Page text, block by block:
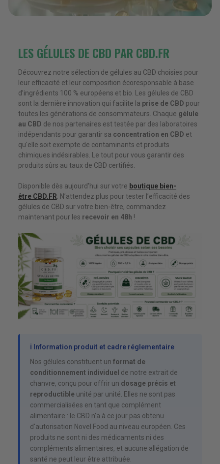
LES GÉLULES DE CBD PAR CBD.FR
Découvrez notre sélection de gélules au CBD choisies pour
leur efficacité et leur composition écoresponsable à base
d’ingrédients 100 % européens et bio. Les gélules de CBD
sont la dernière innovation qui facilite la prise de CBD pour
toutes les générations de consommateurs. Chaque gélule
au CBD de nos partenaires est testée par des laboratoires
indépendants pour garantir sa concentration en CBD et
qu'elle soit exempte de contaminants et produits
chimiques indésirables. Le tout pour vous garantir des
produits sûrs au taux de CBD certifiés.
Disponible dès aujourd’hui sur votre boutique bien-
être CBD.FR . N’attendez plus pour tester l’efficacité des
gélules de CBD sur votre bien-être, commandez
maintenant pour les recevoir en 48h !
ℹ️ Information produit et cadre réglementaire
Nos gélules constituent un format de
conditionnement individuel de notre extrait de
chanvre, conçu pour offrir un dosage précis et
reproductibleunité par unité. Elles ne sont pas
commercialisées en tant que complément
alimentaire : le CBD n'a à ce jour pas obtenu
d'autorisation Novel Food au niveau européen. Ces
produits ne sont ni des médicaments ni des
compléments alimentaires, et aucune allégation de
santé ne peut leur être attribuée.